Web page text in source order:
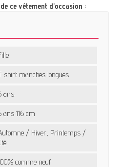
ce vêtement d’occasion :
shirt manches longues
ans
ans 116 cm
/ Hiver, Printemps /
comme neuf